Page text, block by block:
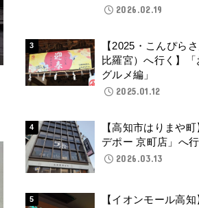
2026.02.19
【2025・こんぴら
比羅宮）へ行く】「
グルメ編」
2025.01.12
【高知市はりまや
デポー 京町店」へ行
2026.03.13
【イオンモール高